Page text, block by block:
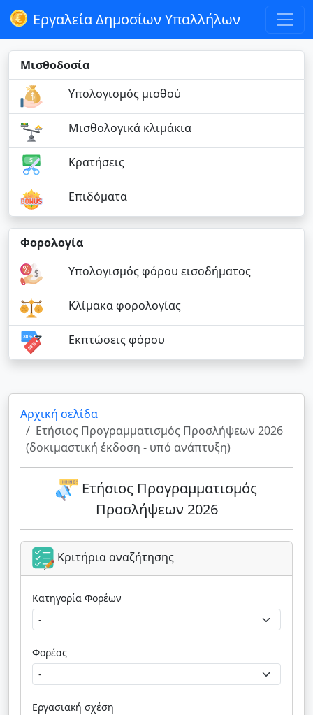
Εργαλεία Δημοσίων Υπαλλήλων
Μισθοδοσία
Υπολογισμός μισθού
Μισθολογικά κλιμάκια
Κρατήσεις
Επιδόματα
Φορολογία
Υπολογισμός φόρου εισοδήματος
Κλίμακα φορολογίας
Εκπτώσεις φόρου
Αρχική σελίδα
Ετήσιος Προγραμματισμός Προσλήψεων 2026
(δοκιμαστική έκδοση - υπό ανάπτυξη)
Ετήσιος Προγραμματισμός
Προσλήψεων 2026
Κριτήρια αναζήτησης
Κατηγορία Φορέων
Φορέας
Εργασιακή σχέση